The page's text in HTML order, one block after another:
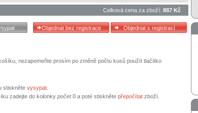
Celková cena za zboží: 887 Kč
nezapomeňte prosím po změně počtu kusů použít tlačítko
stiskněte vysypat
zadejte do kolonky počet0 a poté stiskněte přepočítat zboží.